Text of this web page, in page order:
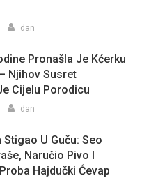
dan
Pronašla Je Kćerku
Njihov Susret
Cijelu Porodicu
dan
Stigao U Guču: Seo
Naručio Pivo I
Hajdučki Ćevap